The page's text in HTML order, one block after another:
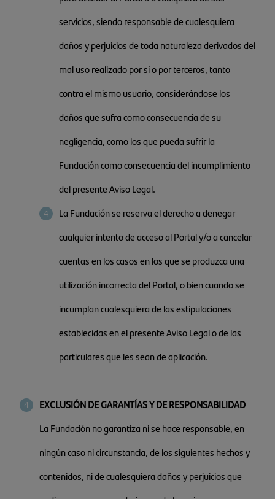
servicios, siendo responsable de cualesquiera
daños y perjuicios de toda naturaleza derivados del
mal uso realizado por sí o por terceros, tanto
contra el mismo usuario, considerándose los
daños que sufra como consecuencia de su
negligencia, como los que pueda sufrir la
Fundación como consecuencia del incumplimiento
del presente Aviso Legal.
La Fundación se reserva el derecho a denegar
cualquier intento de acceso al Portal y/o a cancelar
cuentas en los casos en los que se produzca una
utilización incorrecta del Portal, o bien cuando se
incumplan cualesquiera de las estipulaciones
establecidas en el presente Aviso Legal o de las
particulares que les sean de aplicación.
EXCLUSIÓN DE GARANTÍAS Y DE RESPONSABILIDAD
La Fundación no garantiza ni se hace responsable, en
ningún caso ni circunstancia, de los siguientes hechos y
contenidos, ni de cualesquiera daños y perjuicios que